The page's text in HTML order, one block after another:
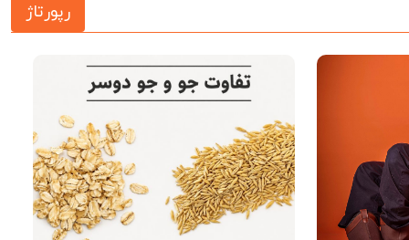
رپورتاژ